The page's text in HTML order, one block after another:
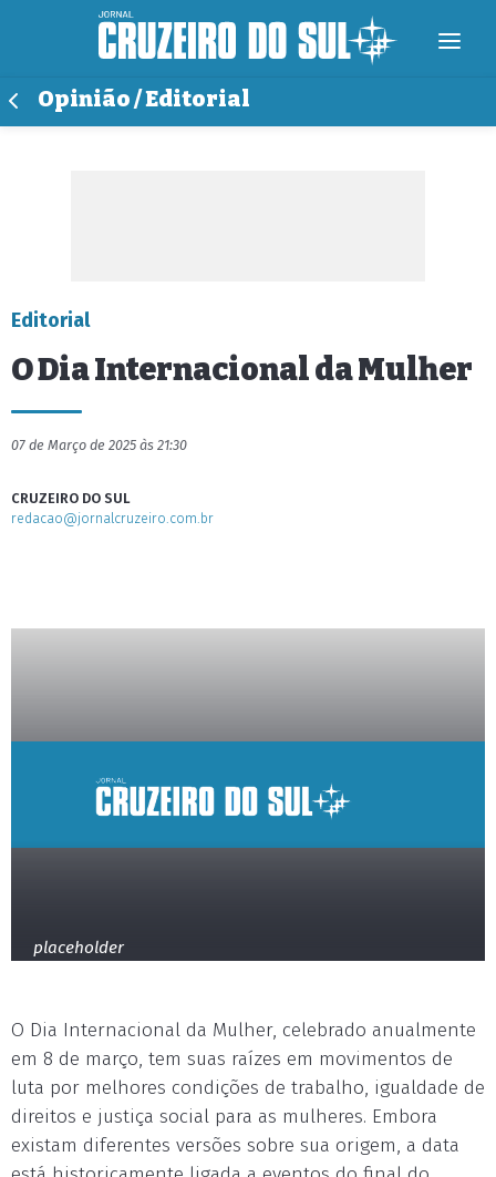
Opinião / Editorial
Editorial
O Dia Internacional da Mulher
07 de Março de 2025 às 21:30
CRUZEIRO DO SUL
redacao@jornalcruzeiro.com.br
placeholder
O Dia Internacional da Mulher, celebrado anualmente
em 8 de março, tem suas raízes em movimentos de
luta por melhores condições de trabalho, igualdade de
direitos e justiça social para as mulheres. Embora
existam diferentes versões sobre sua origem, a data